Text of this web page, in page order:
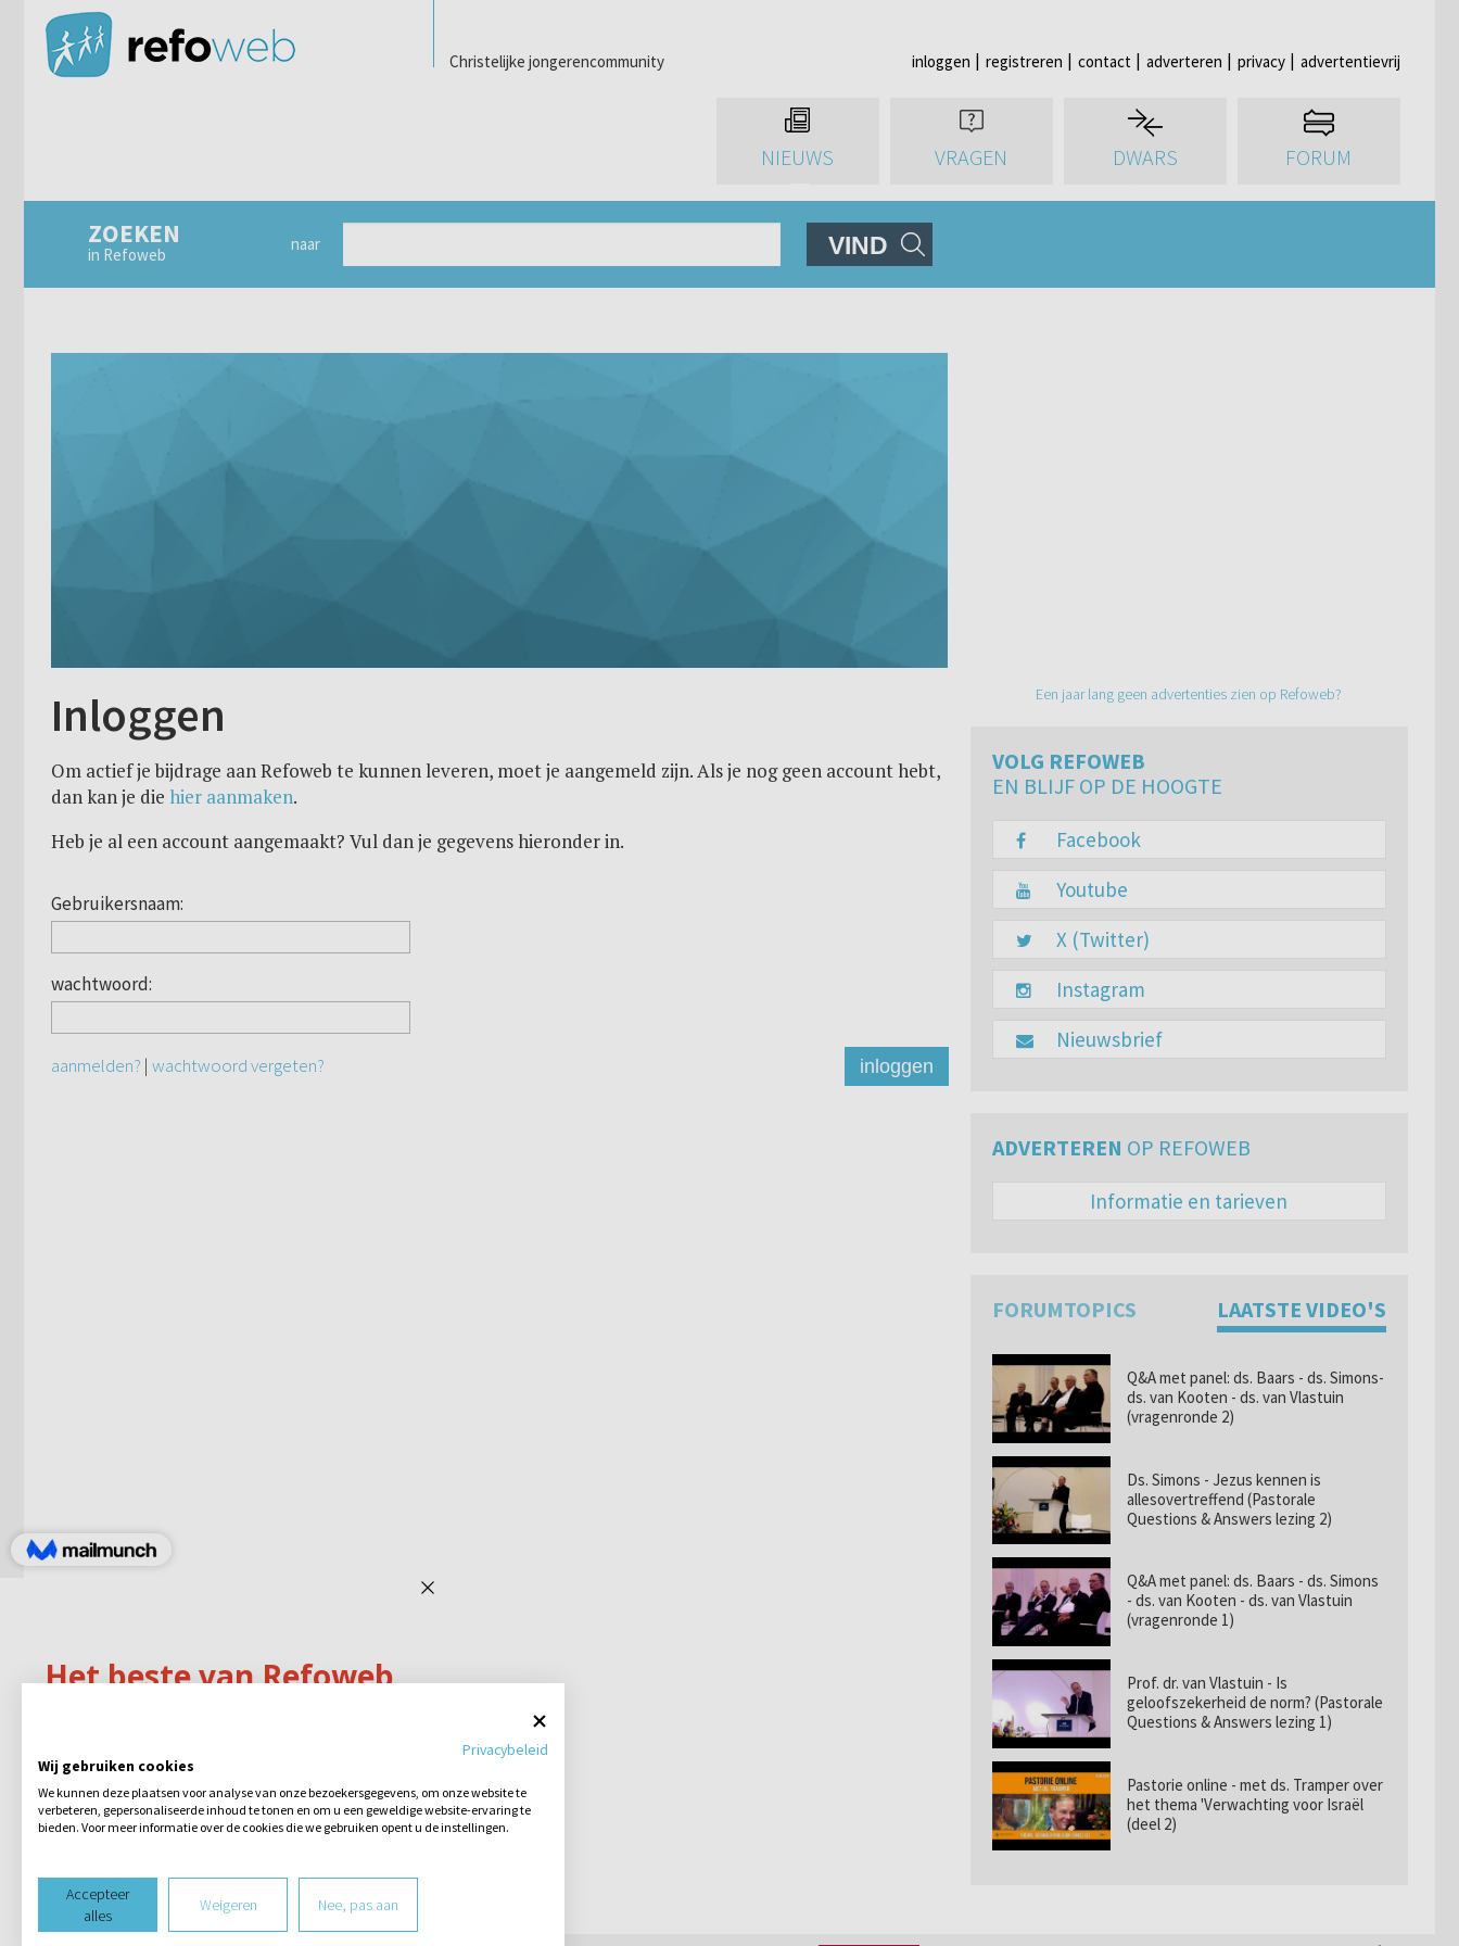
Christelijke jongerencommunity inloggen registreren contact adverteren privacy advertentievrij
NIEUWS VRAGEN DWARS FORUM
ZOEKEN
in Refoweb
naar VIND
Inloggen
Om actief je bijdrage aan Refoweb te kunnen leveren, moet je aangemeld zijn. Als je nog geen account hebt,
dan kan je die hier aanmaken.
Heb je al een account aangemaakt? Vul dan je gegevens hieronder in.
Gebruikersnaam:
wachtwoord:
aanmelden? | wachtwoord vergeten? inloggen
Een jaar lang geen advertenties zien op Refoweb?
VOLG REFOWEB
EN BLIJF OP DE HOOGTE
Facebook
Youtube
X (Twitter)
Instagram
Nieuwsbrief
ADVERTEREN OP REFOWEB
Informatie en tarieven
FORUMTOPICS LAATSTE VIDEO'S
Q&A met panel: ds. Baars - ds. Simons-
ds. van Kooten - ds. van Vlastuin
(vragenronde 2)
Ds. Simons - Jezus kennen is
allesovertreffend (Pastorale
Questions & Answers lezing 2)
Q&A met panel: ds. Baars - ds. Simons
- ds. van Kooten - ds. van Vlastuin
(vragenronde 1)
Prof. dr. van Vlastuin - Is
geloofszekerheid de norm? (Pastorale
Questions & Answers lezing 1)
Pastorie online - met ds. Tramper over
het thema 'Verwachting voor Israël
(deel 2)
Privacybeleid
Wij gebruiken cookies
We kunnen deze plaatsen voor analyse van onze bezoekersgegevens, om onze website te
verbeteren, gepersonaliseerde inhoud te tonen en om u een geweldige website-ervaring te
bieden. Voor meer informatie over de cookies die we gebruiken opent u de instellingen.
Accepteer
alles
Weigeren Nee, pas aan